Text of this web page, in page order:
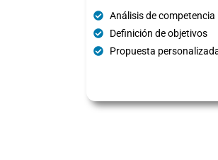
Análisis de competencia
Definición de objetivos
Propuesta